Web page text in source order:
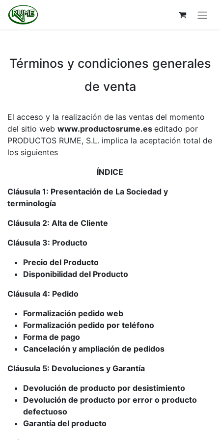
Términos y condiciones generales
de venta
El acceso y la realización de las ventas del momento
del sitio web www.productosrume.es editado por
PRODUCTOS RUME, S.L. implica la aceptación total de
los siguientes
ÍNDICE
Cláusula 1: Presentación de La Sociedad y
terminología
Cláusula 2: Alta de Cliente
Cláusula 3: Producto
Precio del Producto
Disponibilidad del Producto
Cláusula 4: Pedido
Formalización pedido web
Formalización pedido por teléfono
Forma de pago
Cancelación y ampliación de pedidos
Cláusula 5: Devoluciones y Garantía
Devolución de producto por desistimiento
Devolución de producto por error o producto
defectuoso
Garantía del producto